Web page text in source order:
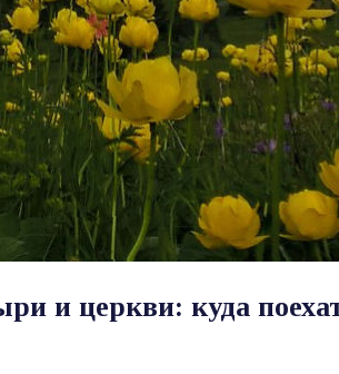
и церкви: куда